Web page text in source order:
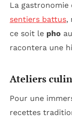
La gastronomie
sentiers battus,
ce soit le pho
racontera une
Ateliers
Pour une
recettes